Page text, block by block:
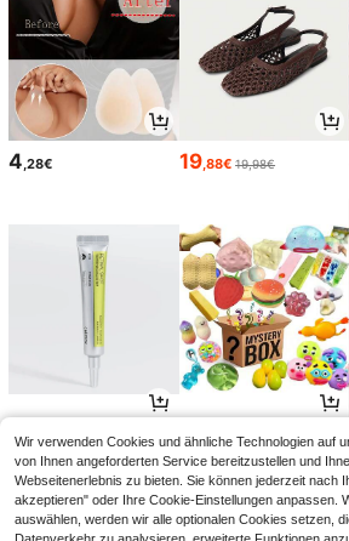
4 ,28€ 19,88€ 19,98€
12,41€ 6,35€
Wir verwenden Cookies und ähnliche Technologien auf
von Ihnen angeforderten Service bereitzustellen und
Webseitenerlebnis zu bieten. Sie können jederzeit nach
akzeptieren" oder Ihre Cookie-Einstellungen anpassen.
auswählen, werden wir alle optionalen Cookies setzen,